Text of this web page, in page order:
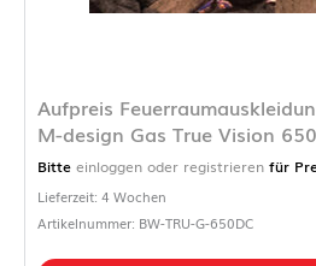
Aufpreis
M-design Gas True Vision
Bitte einloggen oder registrieren für
Lieferzeit: 4 Wochen
Artikelnummer: BW-TRU-G-650DC